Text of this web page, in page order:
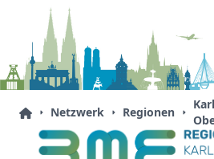
Netzwerk Regionen